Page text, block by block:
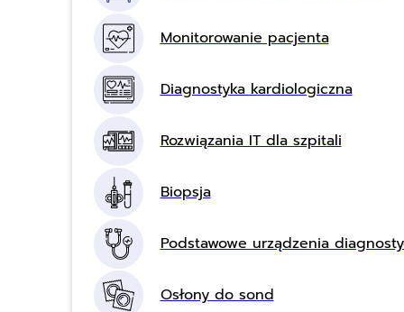
Monitorowanie pacjenta
Diagnostyka kardiologiczna
Rozwiązania IT dla szpitali
Biopsja
Podstawowe urządzenia
Osłony do sond